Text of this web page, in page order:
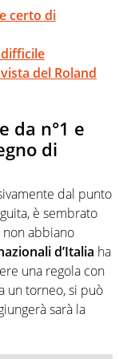
certo di
del Roland
da n°1 e
di
dal punto
è sembrato
abbiano
d’Italia ha
una regola con
un torneo, si può
sarà la